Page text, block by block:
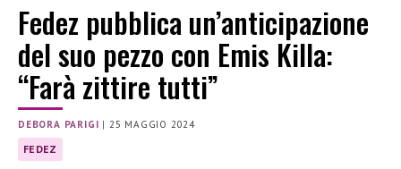
Fedez pubblica un’anticipazione
del suo pezzo con Emis Killa:
“Farà zittire tutti”
DEBORA PARIGI | 25 MAGGIO 2024
FEDEZ